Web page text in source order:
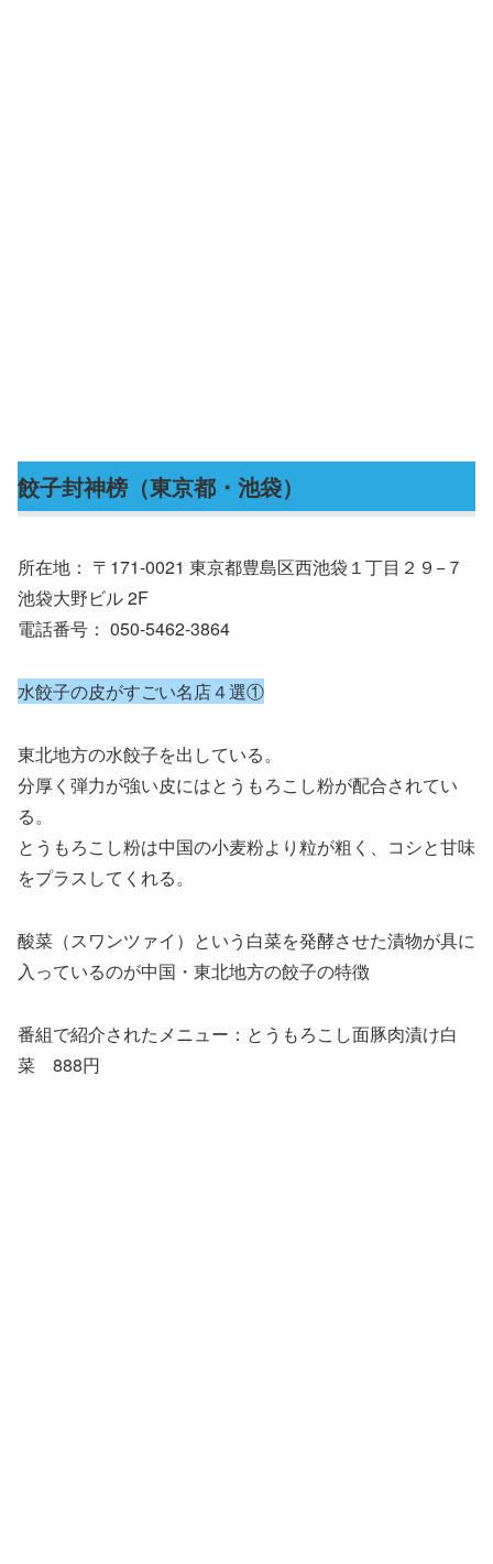
餃子封神榜（東京都・池袋）
所在地： 〒171-0021 東京都豊島区西池袋１丁目２９−７
池袋大野ビル 2F
電話番号： 050-5462-3864
水餃子の皮がすごい名店４選①
東北地方の水餃子を出している。
分厚く弾力が強い皮にはとうもろこし粉が配合されてい
る。
とうもろこし粉は中国の小麦粉より粒が粗く、コシと甘味
をプラスしてくれる。
酸菜（スワンツァイ）という白菜を発酵させた漬物が具に
入っているのが中国・東北地方の餃子の特徴
番組で紹介されたメニュー：とうもろこし面豚肉漬け白
菜 888円